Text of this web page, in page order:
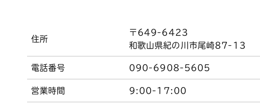
住所
〒649-6423
和歌山県紀の川市尾崎87-13
電話番号 090-6908-5605
営業時間 9:00-17:00